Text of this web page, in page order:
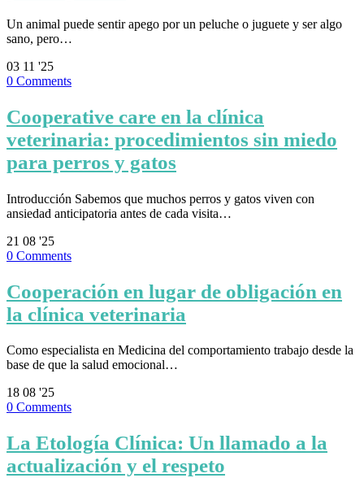
Un animal puede sentir apego por un peluche o juguete y ser algo
sano, pero…
03 11 '25
0 Comments
Cooperative care en la clínica
veterinaria: procedimientos sin miedo
para perros y gatos
Introducción Sabemos que muchos perros y gatos viven con
ansiedad anticipatoria antes de cada visita…
21 08 '25
0 Comments
Cooperación en lugar de obligación en
la clínica veterinaria
Como especialista en Medicina del comportamiento trabajo desde la
base de que la salud emocional…
18 08 '25
0 Comments
La Etología Clínica: Un llamado a la
actualización y el respeto